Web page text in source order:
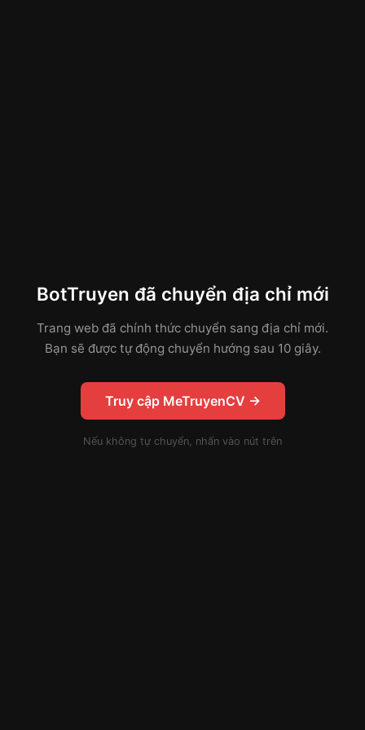
BotTruyen đã chuyển địa chỉ mới
Trang web đã chính thức chuyển sang địa chỉ mới.
Bạn sẽ được tự động chuyển hướng sau 10 giây.
Truy cập MeTruyenCV →
Nếu không tự chuyển, nhấn vào nút trên